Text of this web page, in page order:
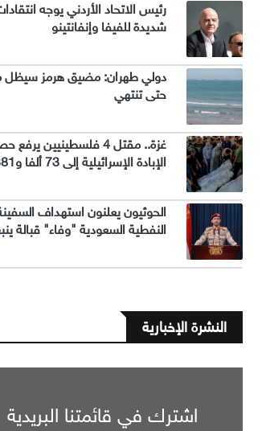
رئيس الاتحاد الأردني يوجه
شديدة للفيفا وإنفانتينو
دولي طهران: مضيق هرمز سيظل
حتى تنتهي
غزة.. مقتل 4 فلسطينيين يرفع
الإبادة الإسرائيلية إلى 73 ألفا و381
الحوثيون يعلنون استهداف
النفطية السعودية "وفاء" قبالة
النشرة الإخبارية
اشترك في قائمتنا البريدية